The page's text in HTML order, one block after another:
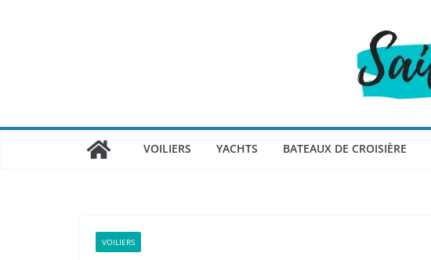
VOILIERS YACHTS BATEAUX DE CROISIÈRE
VOILIERS